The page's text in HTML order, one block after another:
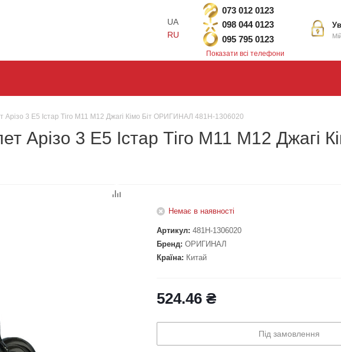
UA
RU
073 012 0123
098 044 0123
095 795 0123
Показати всі телефони
Арізо 3 Е5 Істар Тіго М11 М12 Джагі Кімо Біт ОРИГИНАЛ 481H-1306020
Арізо 3 Е5 Істар Тіго М11 М12 Джагі
Немає в наявності
Артикул: 481H-1306020
Бренд: ОРИГИНАЛ
Країна: Китай
524.46 ₴
Під замовлення